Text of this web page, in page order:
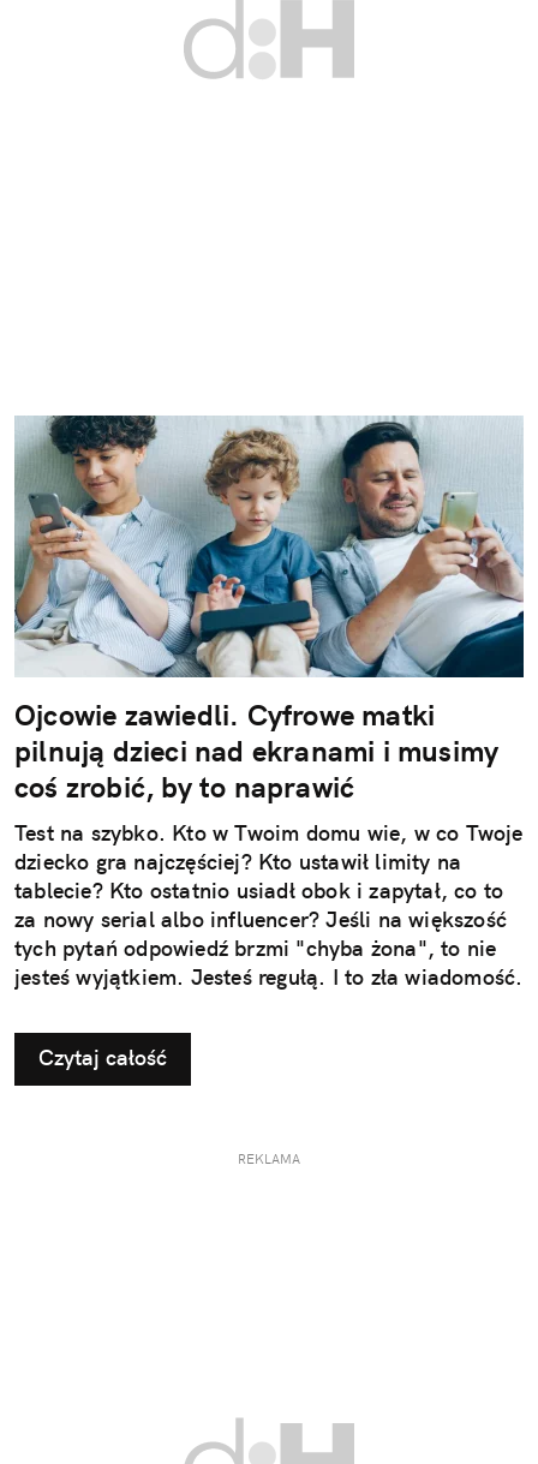
Ojcowie zawiedli. Cyfrowe matki
pilnują dzieci nad ekranami i musimy
coś zrobić, by to naprawić
Test na szybko. Kto w Twoim domu wie, w co Twoje
dziecko gra najczęściej? Kto ustawił limity na
tablecie? Kto ostatnio usiadł obok i zapytał, co to
za nowy serial albo influencer? Jeśli na większość
tych pytań odpowiedź brzmi "chyba żona", to nie
jesteś wyjątkiem. Jesteś regułą. I to zła wiadomość.
Czytaj całość
REKLAMA